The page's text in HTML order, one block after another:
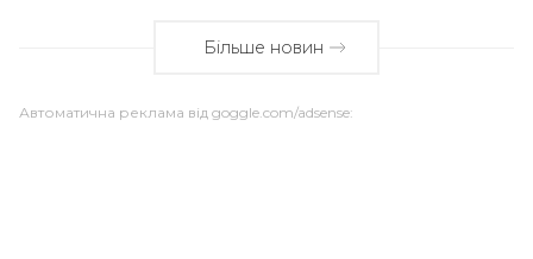
Більше новин
Автоматична реклама від goggle.com/adsense: